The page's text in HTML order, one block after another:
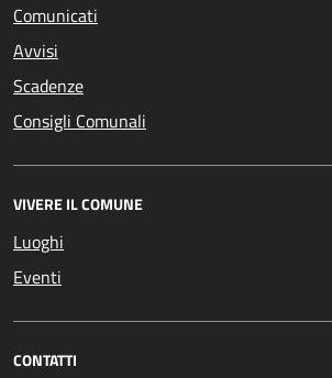
Comunicati
Avvisi
Scadenze
Consigli Comunali
VIVERE IL COMUNE
Luoghi
Eventi
CONTATTI